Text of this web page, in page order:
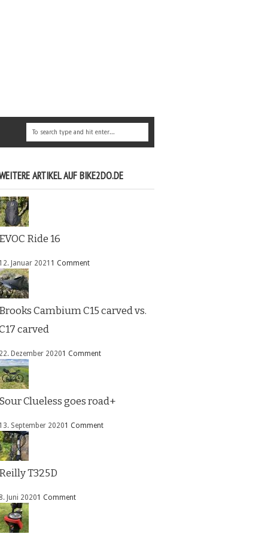
ARTIKEL AUF BIKE2DO.DE
Ride 16
Januar 2021 1 Comment
Cambium C15 carved vs.
carved
Dezember 20201 Comment
Clueless goes road+
September 20201 Comment
T325D
Juni 20201 Comment